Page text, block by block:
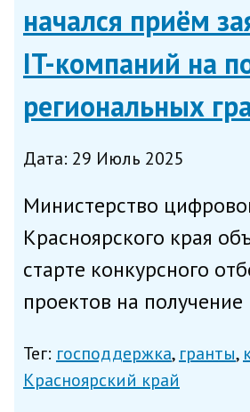
начался приём
IT-компаний на
региональных
Дата: 29 Июль 2025
Министерство
Красноярского края
старте конкурсного
проектов на получение
участие в конкурсе
28 августа. Гранты на
Тег: господдержка гранты
Красноярский край